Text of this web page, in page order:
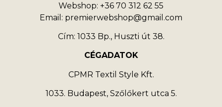
Webshop: +36 70 312 62 55
Email: premierwebshop@gmail.com
Cím: 1033 Bp., Huszti út 38.
CÉGADATOK
CPMR Textil Style Kft.
1033. Budapest, Szőlőkert utca 5.